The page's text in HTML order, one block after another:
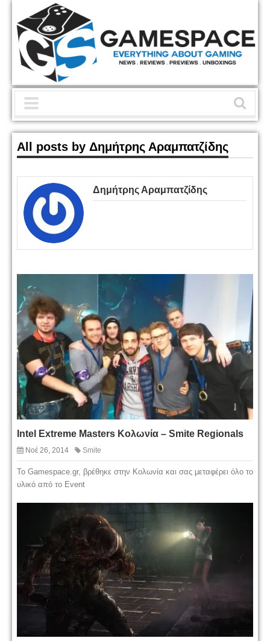
All posts by Δημήτρης Αραμπατζίδης
Δημήτρης Αραμπατζίδης
Intel Extreme Masters Κολωνία – Smite Regionals
Νοέ 26, 2014 Smite
Το Gamespace.gr, βρέθηκε στην Κολωνία και σας μεταφέρει όλο το
υλικό από το Event